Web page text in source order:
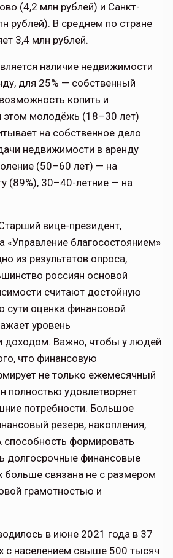
(4,2 млн рублей) и Санкт-
рублей). В среднем по стране
3,4 млн рублей.
наличие недвижимости
для 25% — собственный
копить и
этом молодёжь (18–30 лет)
на собственное дело
недвижимости в аренду
(50–60 лет) — на
(89%), 30–40-летние — на
вице-президент,
«Управление благосостоянием»
из результатов опроса,
россиян основой
считают достойную
сути оценка финансовой
уровень
доходом. Важно, чтобы у людей
что финансовую
не только ежемесячный
полностью удовлетворяет
потребности. Большое
резерв, накопления,
способность формировать
долгосрочные финансовые
больше связана не с размером
грамотностью и
в июне 2021 года в 37
с населением свыше 500 тысяч